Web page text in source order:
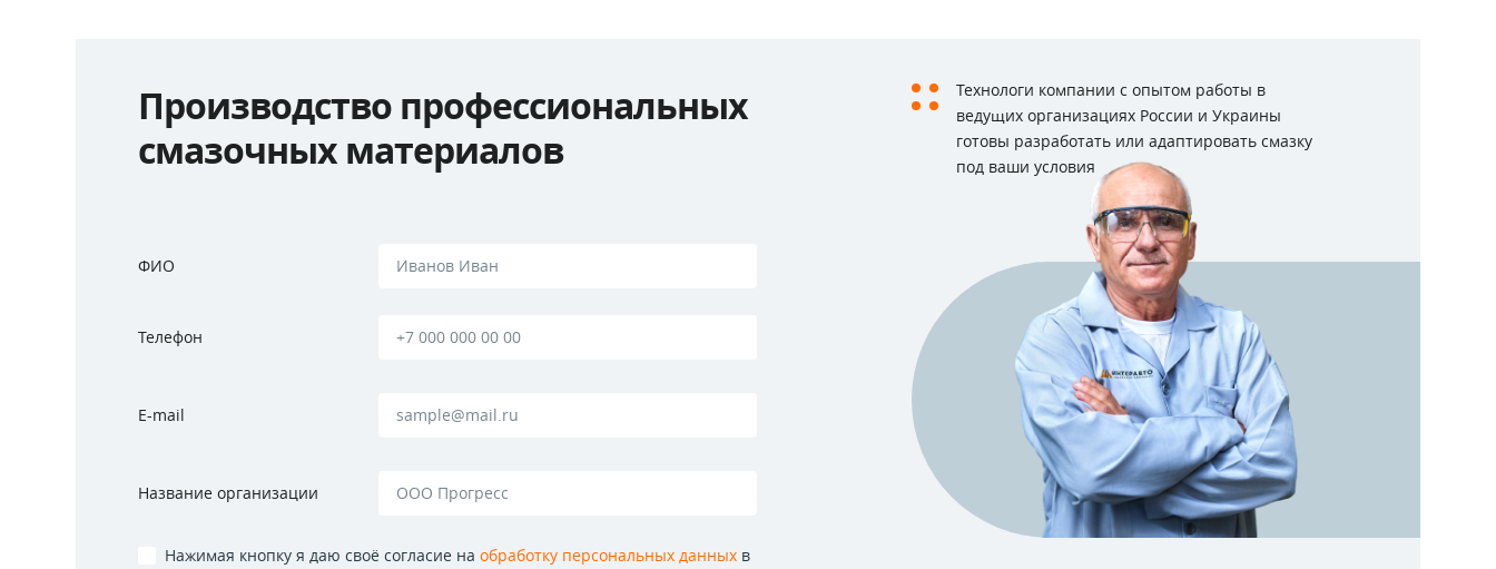
Производство профессиональных
смазочных материалов
Технологи компании с опытом работы в
ведущих организациях России и Украины
готовы разработать или адаптировать смазку
под ваши условия
ФИО
Телефон
E-mail
Название организации
Нажимая кнопку я даю своё согласие на обработку персональных данных в